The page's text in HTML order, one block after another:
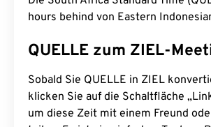
hours behind von Eastern
QUELLE zum ZIEL-
Sobald Sie QUELLE in ZIEL
klicken Sie auf die Schaltfläche
um diese Zeit mit einem Freund